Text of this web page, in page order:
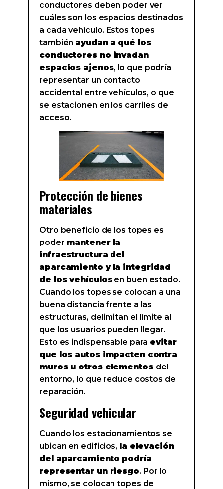
conductores deben poder ver
cuáles son los espacios destinados
a cada vehículo. Estos topes
también ayudan a qué los
conductores no invadan
espacios ajenos, lo que podría
representar un contacto
accidental entre vehículos, o que
se estacionen en los carriles de
acceso.
Protección de bienes
materiales
Otro beneficio de los topes es
poder mantener la
infraestructura del
aparcamiento y la integridad
de los vehículosen buen estado.
Cuando los topes se colocan a una
buena distancia frente a las
estructuras, delimitan el límite al
que los usuarios pueden llegar.
Esto es indispensable para evitar
que los autos impacten contra
muros u otros elementos del
entorno, lo que reduce costos de
reparación.
Seguridad vehicular
Cuando los estacionamientos se
ubican en edificios, la elevación
del aparcamiento podría
representar un riesgo. Por lo
mismo, se colocan topes de